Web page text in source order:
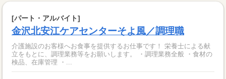
[パート・アルバイト]
金沢北安江ケアセンターそよ風／調理職
介護施設のお客様へお食事を提供するお仕事です！ 栄養士による献
立をもとに、調理業務等をお願いします。 ・調理業務全般 ・食材の
検品、在庫管理 ・...